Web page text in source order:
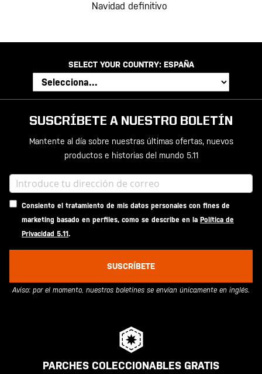
Navidad definitivo
SELECT YOUR COUNTRY: ESPAÑA
SUSCRÍBETE A NUESTRO BOLETÍN
Mantente al día sobre nuestras últimas ofertas, nuevos
productos e historias del mundo 5.11
Consiento el tratamiento de mis datos personales con fines de
marketing basado en perfiles, como se describe en la Política de
Privacidad 5.11.
SUSCRÍBETE
Aviso: por el momento, nuestros boletines se envían únicamente en inglés.
PARCHES COLECCIONABLES GRATIS